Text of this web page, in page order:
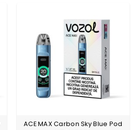
ACE MAX Carbon Sky Blue Pod